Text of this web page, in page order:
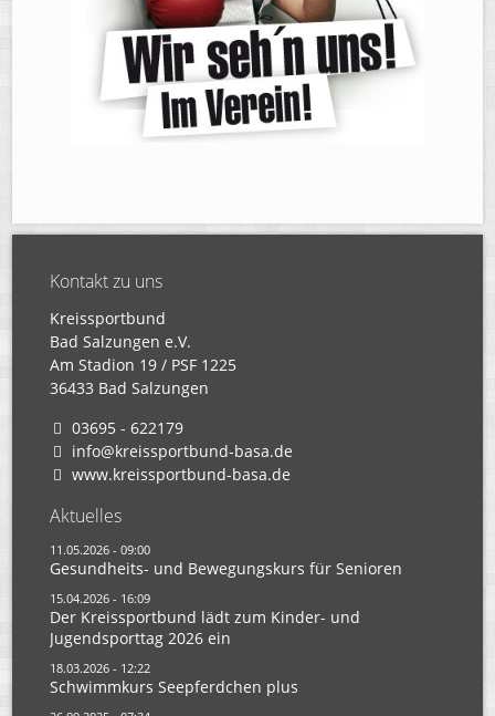
Kontakt zu uns
Kreissportbund
Bad Salzungen e.V.
Am Stadion 19 / PSF 1225
36433 Bad Salzungen
03695 - 622179
info@kreissportbund-basa.de
www.kreissportbund-basa.de
Aktuelles
11.05.2026 - 09:00
Gesundheits- und Bewegungskurs für Senioren
15.04.2026 - 16:09
Der Kreissportbund lädt zum Kinder- und
Jugendsporttag 2026 ein
18.03.2026 - 12:22
Schwimmkurs Seepferdchen plus